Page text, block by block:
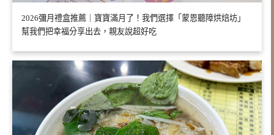
2026彌月禮盒推薦｜寶寶滿月了！我們選擇「蒙恩聽障烘焙坊」
幫我們把幸福分享出去，親友說超好吃